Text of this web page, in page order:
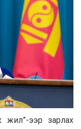
ээр зарлах